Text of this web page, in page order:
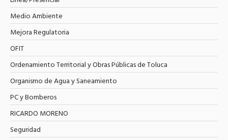
Medio Ambiente
Mejora Regulatoria
OFIT
Ordenamiento Territorial y Obras Públicas de Toluca
Organismo de Agua y Saneamiento
PC y Bomberos
RICARDO MORENO
Seguridad